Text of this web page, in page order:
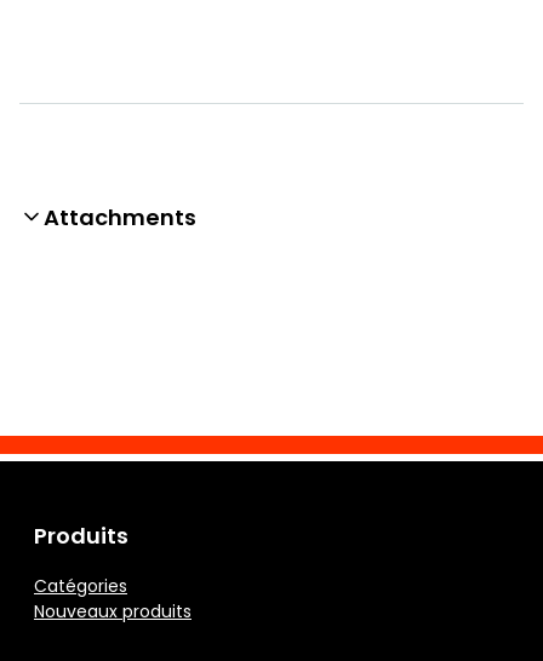
Attachments
Produits
Catégories
Nouveaux produits